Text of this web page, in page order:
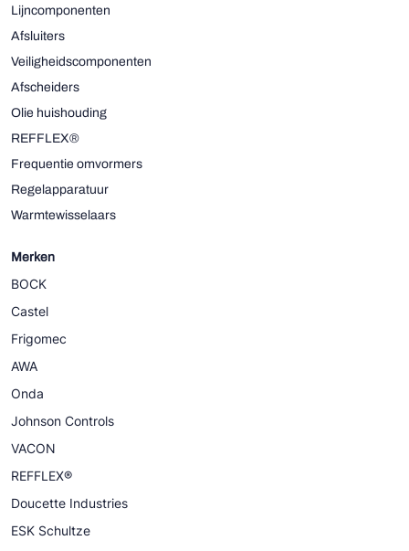
Lijncomponenten
Afsluiters
Veiligheidscomponenten
Afscheiders
Olie huishouding
REFFLEX®
Frequentie omvormers
Regelapparatuur
Warmtewisselaars
Merken
BOCK
Castel
Frigomec
AWA
Onda
Johnson Controls
VACON
REFFLEX®
Doucette Industries
ESK Schultze